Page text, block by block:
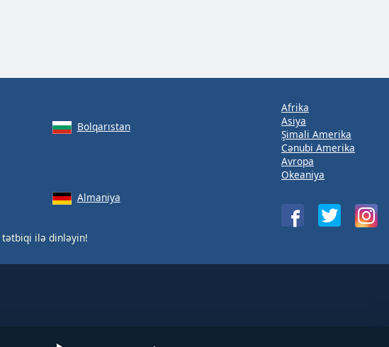
Bolqarıstan
Almaniya
tətbiqi ilə dinləyin!
Afrika
Asiya
Şimali Amerika
Cənubi Amerika
Avropa
Okeaniya